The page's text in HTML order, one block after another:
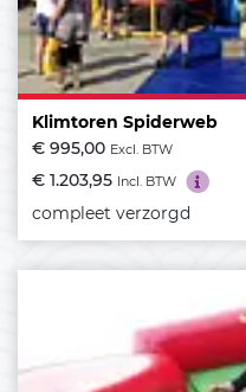
Klimtoren Spiderweb
€ 995,00 Excl. BTW
€ 1.203,95 Incl. BTW
compleet verzorgd